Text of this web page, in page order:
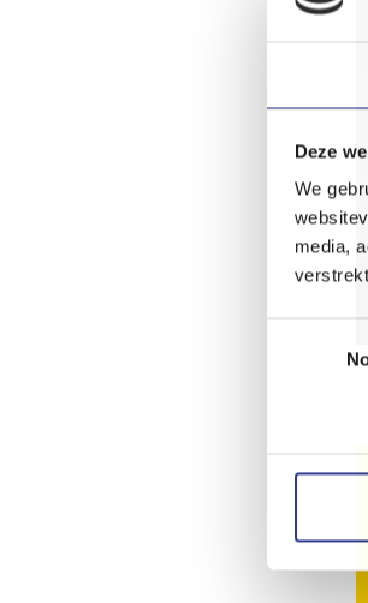
Deze
We
media,